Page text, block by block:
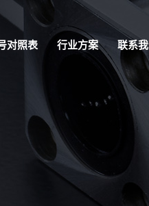
对照表 行业方案 联系